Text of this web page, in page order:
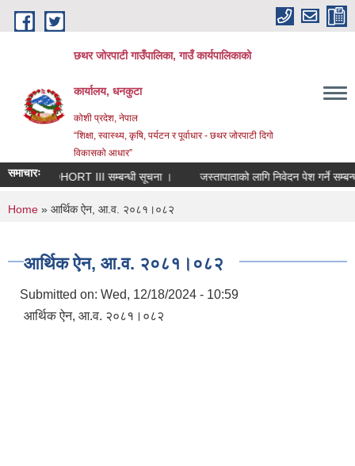
Skip to main content
छथर जोरपाटी गाउँपालिका, गाउँ कार्यपालिकाको
कार्यालय, धनकुटा
कोशी प्रदेश, नेपाल
“शिक्षा, स्वास्थ्य, कृषि, पर्यटन र पूर्वाधार - छथर जोरपाटी दिगो
विकासको आधार”
समाचारः
RIN COHORT III सम्बन्धी सूचना । जस्तापाताको लागि निवेदन पेश गर्ने
You are here
Home » आर्थिक ऐन, आ.व. २०८१।०८२
आर्थिक ऐन, आ.व. २०८१।०८२
Submitted on: Wed, 12/18/2024 - 10:59
आर्थिक ऐन, आ.व. २०८१।०८२